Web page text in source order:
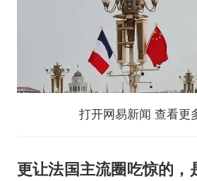
打开网易新闻 查看更
更让法国主流圈吃惊的，